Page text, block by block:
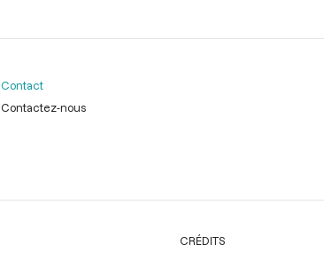
Contact
Contactez-nous
CRÉDITS